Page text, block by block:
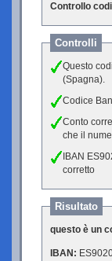
Controllo
Controlli
Questo
(Spagna).
Codice
Conto
che il
IBAN
corretto
Risultato
questo è un
IBAN: